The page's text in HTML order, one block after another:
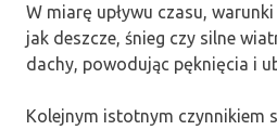
W miarę upływu czasu,
jak deszcze, śnieg czy silne
dachy, powodując pęknięcia i
Kolejnym istotnym czynnikiem